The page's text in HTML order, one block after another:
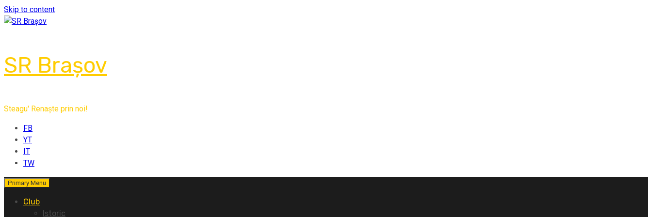
Skip to content
SR Brașov
Steagu' Renaște prin noi!
FB
YT
IT
TW
Primary Menu
Club
Istoric